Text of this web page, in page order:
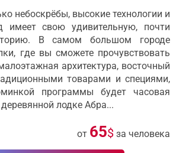
небоскрёбы, высокие технологии и
имеет свою удивительную, почти
В самом большом городе
где вы сможете прочувствовать
архитектура, восточный
товарами и специями,
программы будет часовая
лодке Абра...
от 65$ за человека